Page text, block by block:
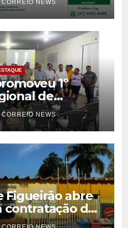
CORREIO NEWS
1º
de
fortalece o
da
NEWS
Figueirão abre
contratação de